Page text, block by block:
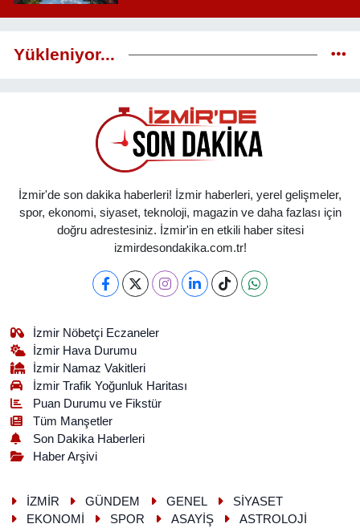
Yükleniyor...
İzmir'de son dakika haberleri! İzmir haberleri, yerel gelişmeler,
spor, ekonomi, siyaset, teknoloji, magazin ve daha fazlası için
doğru adrestesiniz. İzmir'in en etkili haber sitesi
izmirdesondakika.com.tr!
İzmir Nöbetçi Eczaneler
İzmir Hava Durumu
İzmir Namaz Vakitleri
İzmir Trafik Yoğunluk Haritası
Puan Durumu ve Fikstür
Tüm Manşetler
Son Dakika Haberleri
Haber Arşivi
İZMİR GÜNDEM GENEL
SİYASET
EKONOMİ
SPOR ASAYİŞ ASTROLOJİ